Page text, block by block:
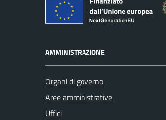
AMMINISTRAZIONE
Organi di governo
Aree amministrative
Uffici